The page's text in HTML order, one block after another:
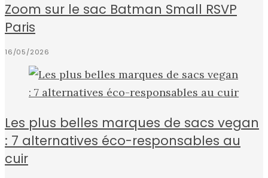
Zoom sur le sac Batman Small RSVP
Paris
16/05/2026
Les plus belles marques de sacs vegan
: 7 alternatives éco-responsables au
cuir